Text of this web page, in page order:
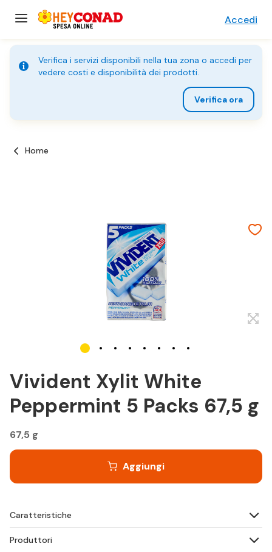
Accedi
Verifica i servizi disponibili nella tua zona o accedi per
vedere costi e disponibilità dei prodotti.
Verifica ora
Home
Vivident Xylit White
Peppermint 5 Packs 67,5 g
67,5 g
Aggiungi
Caratteristiche
Produttori